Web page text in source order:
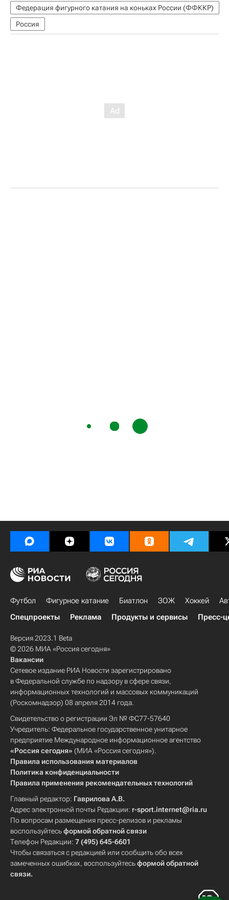
Федерация фигурного катания на коньках России (ФФККР)
Россия
Футбол Фигурное катание Биатлон ЗОЖ Хоккей
Спецпроекты
Реклама Продукты и сервисы Пресс-
Версия 2023.1 Beta
© 2026 МИА «Россия сегодня»
Вакансии
Сетевое издание РИА Новости зарегистрировано
в Федеральной службе по надзору в сфере связи,
информационных технологий и массовых коммуникаций
(Роскомнадзор) 08 апреля 2014 года.
Свидетельство о регистрации Эл № ФС77-57640
Учредитель: Федеральное государственное унитарное
предприятие Международное информационное агентство
«Россия сегодня» (МИА «Россия сегодня»).
Правила использования материалов
Политика конфиденциальности
Правила применения рекомендательных технологий
Главный редактор: Гаврилова А.В.
Адрес электронной почты Редакции: r-sport.internet@ria.ru
По вопросам размещения пресс-релизов и рекламы
воспользуйтесьформой обратной связи
Телефон Редакции: 7 (495) 645-6601
Чтобы связаться с редакцией или сообщить обо всех
замеченных ошибках, воспользуйтесьформой обратной
связи.